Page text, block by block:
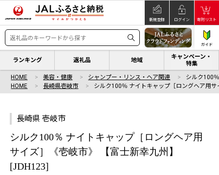
新規登録 ログイン 寄附リスト
ガイド
ランキング 返礼品 地域
キャンペーン・
特集
HOME 美容・健康 シャンプー・リンス・ヘア関連
シルク100
HOME
長崎県壱岐市 シルク100％ ナイトキャップ［ロングヘア用
長崎県 壱岐市
シルク100％ ナイトキャップ［ロングヘア用
サイズ］《壱岐市》 【富士新幸九州】
[JDH123]